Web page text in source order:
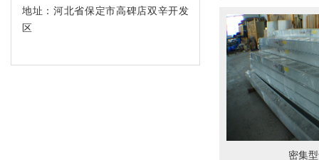
地址：河北省保定市高碑店双辛开发
区
密集